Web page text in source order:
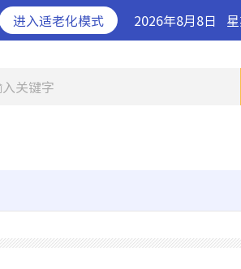
进入适老化模式 2026年8月8日
关键字